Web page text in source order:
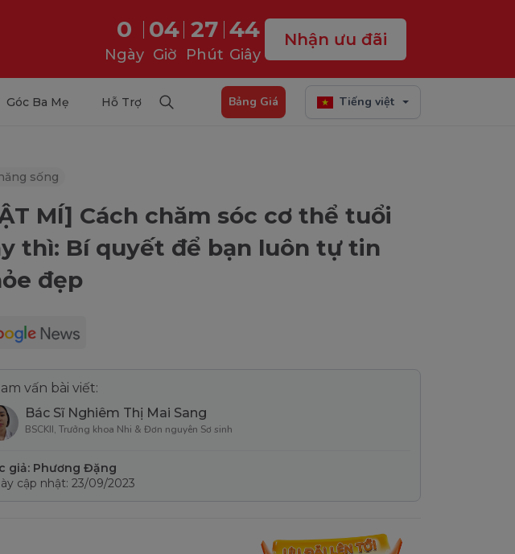
0
Ngày
04
Giờ
27
Phút
43
Giây
Nhận ưu đãi
Góc Ba Mẹ Hỗ Trợ Bảng Giá Tiếng việt
sống
MÍ] Cách chăm sóc cơ thể tuổi
thì: Bí quyết để bạn luôn tự tin
đẹp
vấn bài viết:
Bác Sĩ Nghiêm Thị Mai Sang
BSCKII, Trưởng khoa Nhi & Đơn nguyên Sơ sinh
giả: Phương Đặng
cập nhật: 23/09/2023